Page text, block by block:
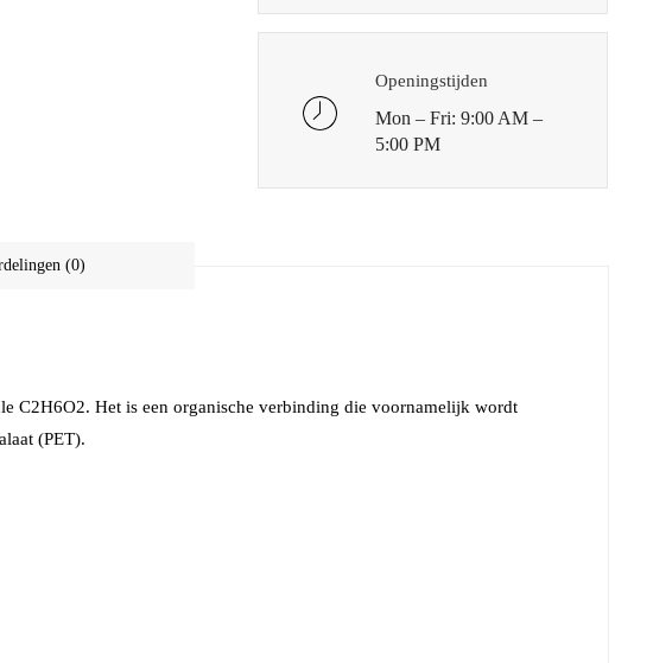
Openingstijden
Mon – Fri: 9:00 AM –
5:00 PM
(0)
C2H6O2. Het is een organische verbinding die voornamelijk wordt
(PET).